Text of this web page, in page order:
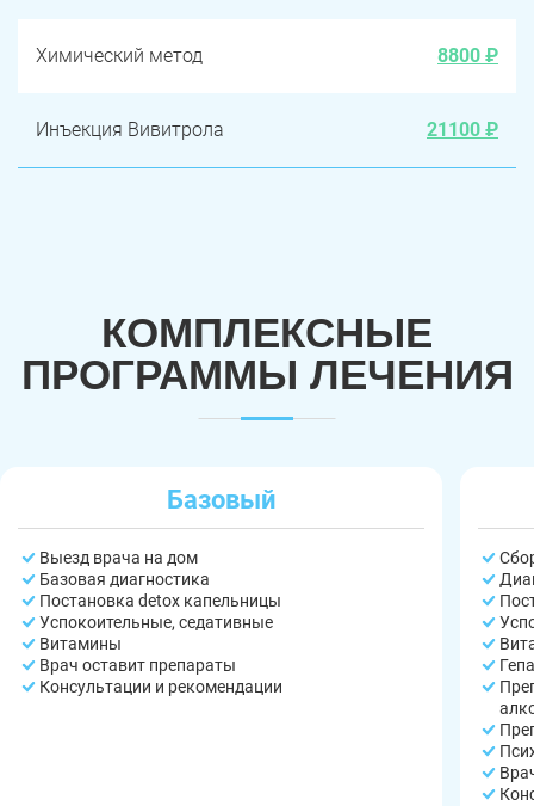
Химический метод 8800 ₽
Инъекция Вивитрола 21100 ₽
КОМПЛЕКСНЫЕ
ПРОГРАММЫ ЛЕЧЕНИЯ
Базовый
Выезд врача на дом
Базовая диагностика
Постановка detox капельницы
Успокоительные, седативные
Витамины
Врач оставит препараты
Консультации и рекомендации